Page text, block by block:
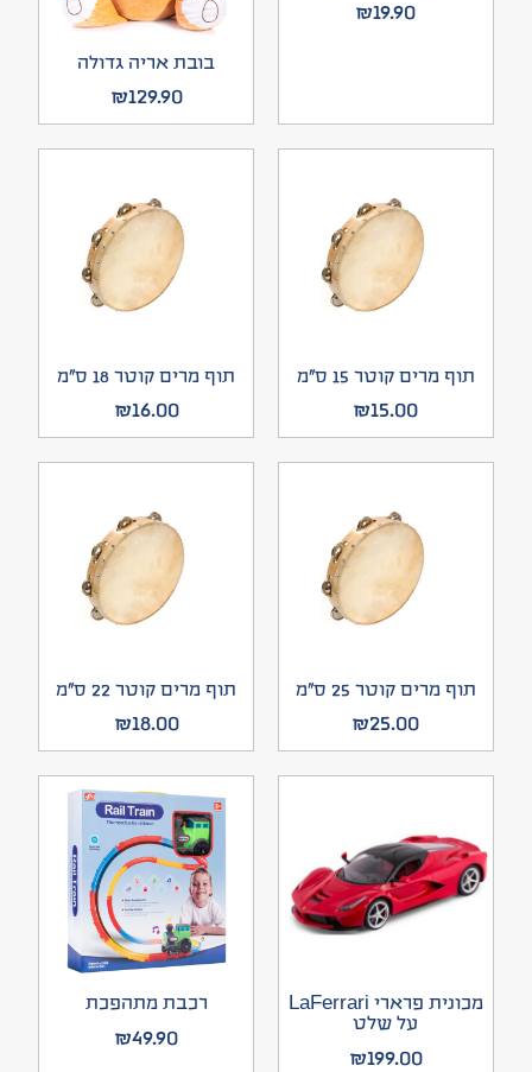
₪19.90
בובת אריה גדולה
₪129.90
תוף מרים קוטר 15 ס”מ
₪15.00
תוף מרים קוטר 18 ס”מ
₪16.00
תוף מרים קוטר 25 ס”מ
₪25.00
תוף מרים קוטר 22 ס”מ
₪18.00
מכונית פרארי LaFerrari
על שלט
₪199.00
רכבת מתהפכת
₪49.90